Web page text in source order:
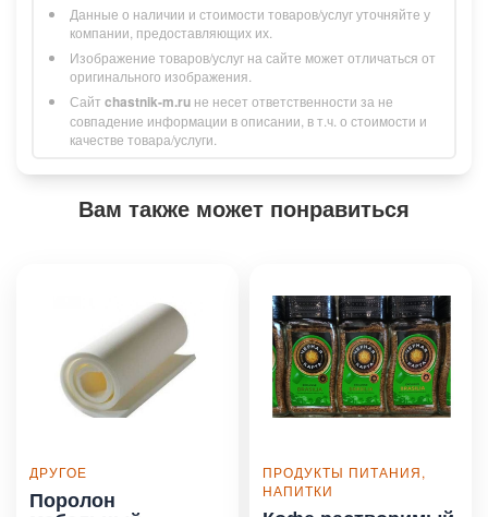
Данные о наличии и стоимости товаров/услуг уточняйте у
компании, предоставляющих их.
Изображение товаров/услуг на сайте может отличаться от
оригинального изображения.
Сайт chastnik-m.ru не несет ответственности за не
совпадение информации в описании, в т.ч. о стоимости и
качестве товара/услуги.
Вам также может понравиться
ДРУГОЕ
Поролон
ПРОДУКТЫ ПИТАНИЯ,
НАПИТКИ